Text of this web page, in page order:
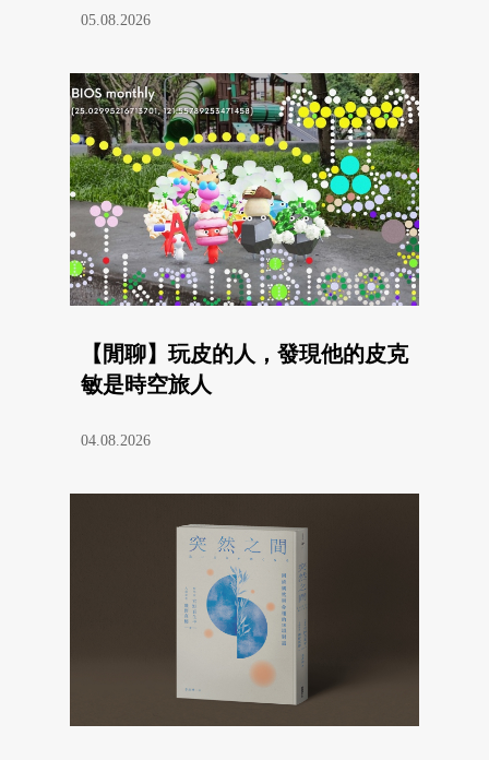
05.08.2026
【閒聊】玩皮的人，發現他的皮克
敏是時空旅人
04.08.2026